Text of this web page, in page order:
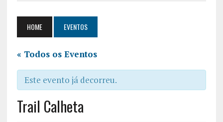
HOME EVENTOS
« Todos os Eventos
Este evento já decorreu.
Trail Calheta